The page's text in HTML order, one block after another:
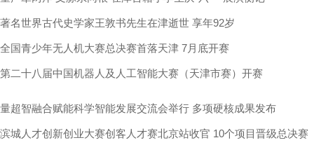
著名世界古代史学家王敦书先生在津逝世 享年92岁
全国青少年无人机大赛总决赛首落天津 7月底开赛
第二十八届中国机器人及人工智能大赛（天津市赛）开赛
量超智融合赋能科学智能发展交流会举行 多项硬核成果发布
滨城人才创新创业大赛创客人才赛北京站收官 10个项目晋级总决赛